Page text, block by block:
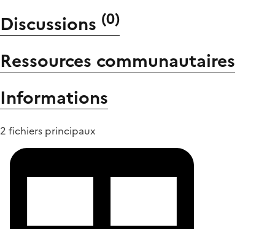
Discussions (0)
Ressources communautaires
Informations
2 fichiers principaux